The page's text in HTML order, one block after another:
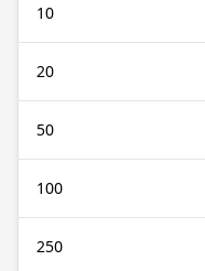
10
20
50
100
250